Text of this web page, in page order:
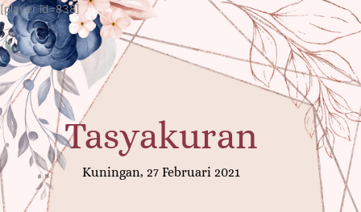
[player id=838]
Tasyakuran
Kuningan, 27 Februari 2021